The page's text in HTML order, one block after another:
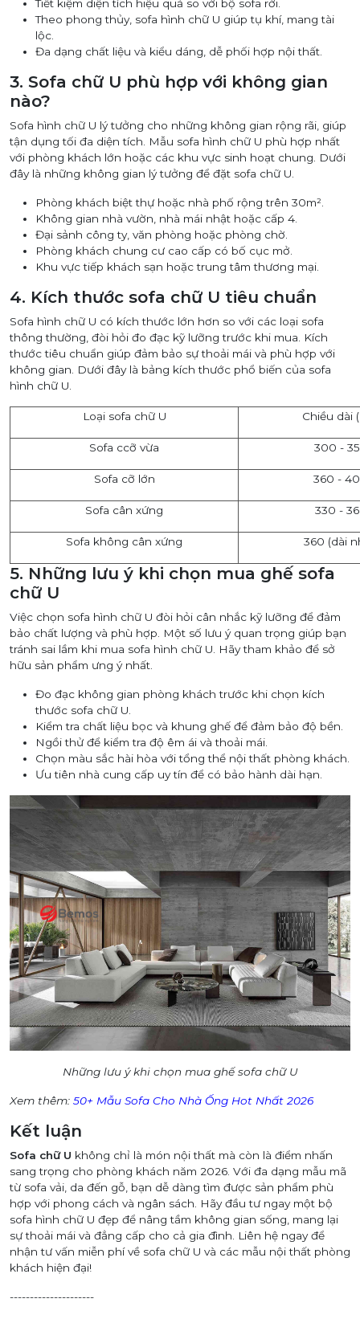
Tiết kiệm diện tích hiệu quả so với bộ sofa rời.
Theo phong thủy, sofa hình chữ U giúp tụ khí, mang tài
lộc.
Đa dạng chất liệu và kiểu dáng, dễ phối hợp nội thất.
3. Sofa chữ U phù hợp với không gian
nào?
Sofa hình chữ U lý tưởng cho những không gian rộng rãi, giúp
tận dụng tối đa diện tích. Mẫu sofa hình chữ U phù hợp nhất
với phòng khách lớn hoặc các khu vực sinh hoạt chung. Dưới
đây là những không gian lý tưởng để đặt sofa chữ U.
Phòng khách biệt thự hoặc nhà phố rộng trên 30m².
Không gian nhà vườn, nhà mái nhật hoặc cấp 4.
Đại sảnh công ty, văn phòng hoặc phòng chờ.
Phòng khách chung cư cao cấp có bố cục mở.
Khu vực tiếp khách sạn hoặc trung tâm thương mại.
4. Kích thước sofa chữ U tiêu chuẩn
Sofa hình chữ U có kích thước lớn hơn so với các loại sofa
thông thường, đòi hỏi đo đạc kỹ lưỡng trước khi mua. Kích
thước tiêu chuẩn giúp đảm bảo sự thoải mái và phù hợp với
không gian. Dưới đây là bảng kích thước phổ biến của sofa
hình chữ U.
Loại sofa chữ U Chiều dài
Sofa ccỡ vừa 300 -
Sofa cỡ lớn 360 -
Sofa cân xứng 330 -
Sofa không cân xứng 360 (dài
5. Những lưu ý khi chọn mua ghế sofa
chữ U
Việc chọn sofa hình chữ U đòi hỏi cân nhắc kỹ lưỡng để đảm
bảo chất lượng và phù hợp. Một số lưu ý quan trọng giúp bạn
tránh sai lầm khi mua sofa hình chữ U. Hãy tham khảo để sở
hữu sản phẩm ưng ý nhất.
Đo đạc không gian phòng khách trước khi chọn kích
thước sofa chữ U.
Kiểm tra chất liệu bọc và khung ghế để đảm bảo độ bền.
Ngồi thử để kiểm tra độ êm ái và thoải mái.
Chọn màu sắc hài hòa với tổng thể nội thất phòng khách.
Ưu tiên nhà cung cấp uy tín để có bảo hành dài hạn.
Những lưu ý khi chọn mua ghế sofa chữ U
Xem thêm: 50+ Mẫu Sofa Cho Nhà Ống Hot Nhất 2026
Kết luận
Sofa chữ U không chỉ là món nội thất mà còn là điểm nhấn
sang trọng cho phòng khách năm 2026. Với đa dạng mẫu mã
từ sofa vải, da đến gỗ, bạn dễ dàng tìm được sản phẩm phù
hợp với phong cách và ngân sách. Hãy đầu tư ngay một bộ
sofa hình chữ U đẹp để nâng tầm không gian sống, mang lại
sự thoải mái và đẳng cấp cho cả gia đình. Liên hệ ngay để
nhận tư vấn miễn phí về sofa chữ U và các mẫu nội thất phòng
khách hiện đại!
---------------------